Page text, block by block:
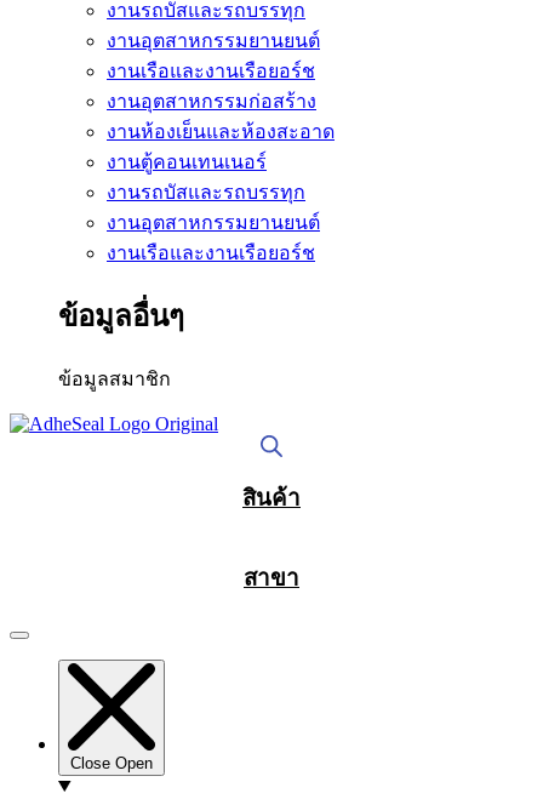
งานรถบัสและรถบรรทุก
งานอุตสาหกรรมยานยนต์
งานเรือและงานเรือยอร์ช
งานอุตสาหกรรมก่อสร้าง
งานห้องเย็นและห้องสะอาด
งานตู้คอนเทนเนอร์
งานรถบัสและรถบรรทุก
งานอุตสาหกรรมยานยนต์
งานเรือและงานเรือยอร์ช
ข้อมูลอื่นๆ
ข้อมูลสมาชิก
สินค้า
สาขา
Close Open